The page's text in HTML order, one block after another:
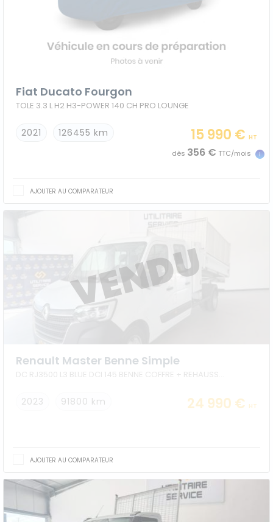
Fiat Ducato Fourgon
TOLE 3.3 L H2 H3-POWER 140 CH PRO LOUNGE
2021 126455 km 15 990 € HT
dès 356 € TTC/mois
AJOUTER AU COMPARATEUR
Renault Master Benne Simple
2023 91800 km 24 990 € HT
AJOUTER AU COMPARATEUR